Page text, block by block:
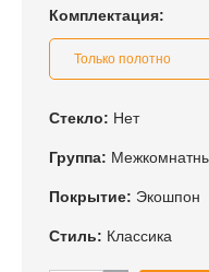
Комплектация:
Только полотно
Стекло: Нет
Группа:
Покрытие: Экошпон
Стиль: Классика